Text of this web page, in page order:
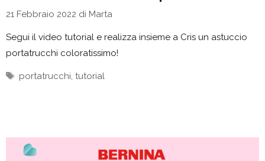
21 Febbraio 2022 di Marta
Segui il video tutorial e realizza insieme a Cris un astuccio
portatrucchi coloratissimo!
Tag
portatrucchi tutorial